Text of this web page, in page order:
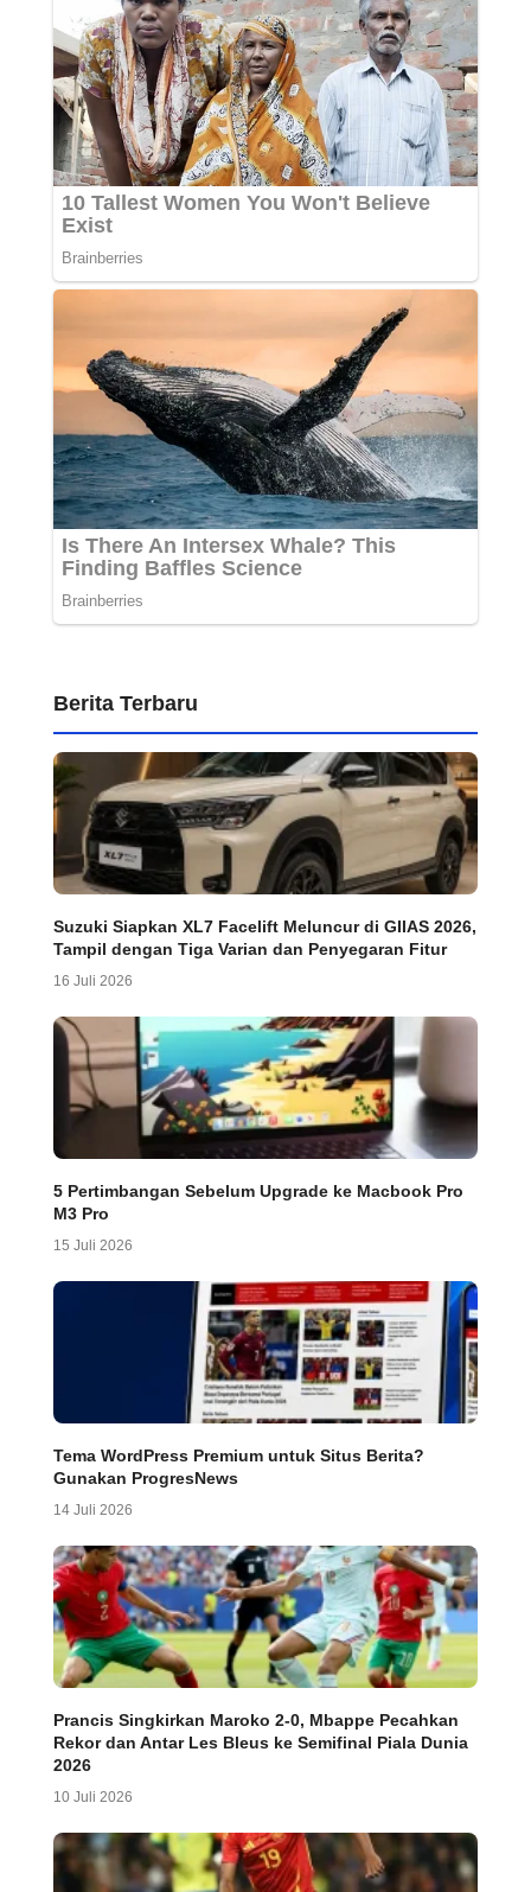
Berita Terbaru
Suzuki Siapkan XL7 Facelift Meluncur di GIIAS 2026,
Tampil dengan Tiga Varian dan Penyegaran Fitur
16 Juli 2026
5 Pertimbangan Sebelum Upgrade ke Macbook Pro
M3 Pro
15 Juli 2026
Tema WordPress Premium untuk Situs Berita?
Gunakan ProgresNews
14 Juli 2026
Prancis Singkirkan Maroko 2-0, Mbappe Pecahkan
Rekor dan Antar Les Bleus ke Semifinal Piala Dunia
2026
10 Juli 2026